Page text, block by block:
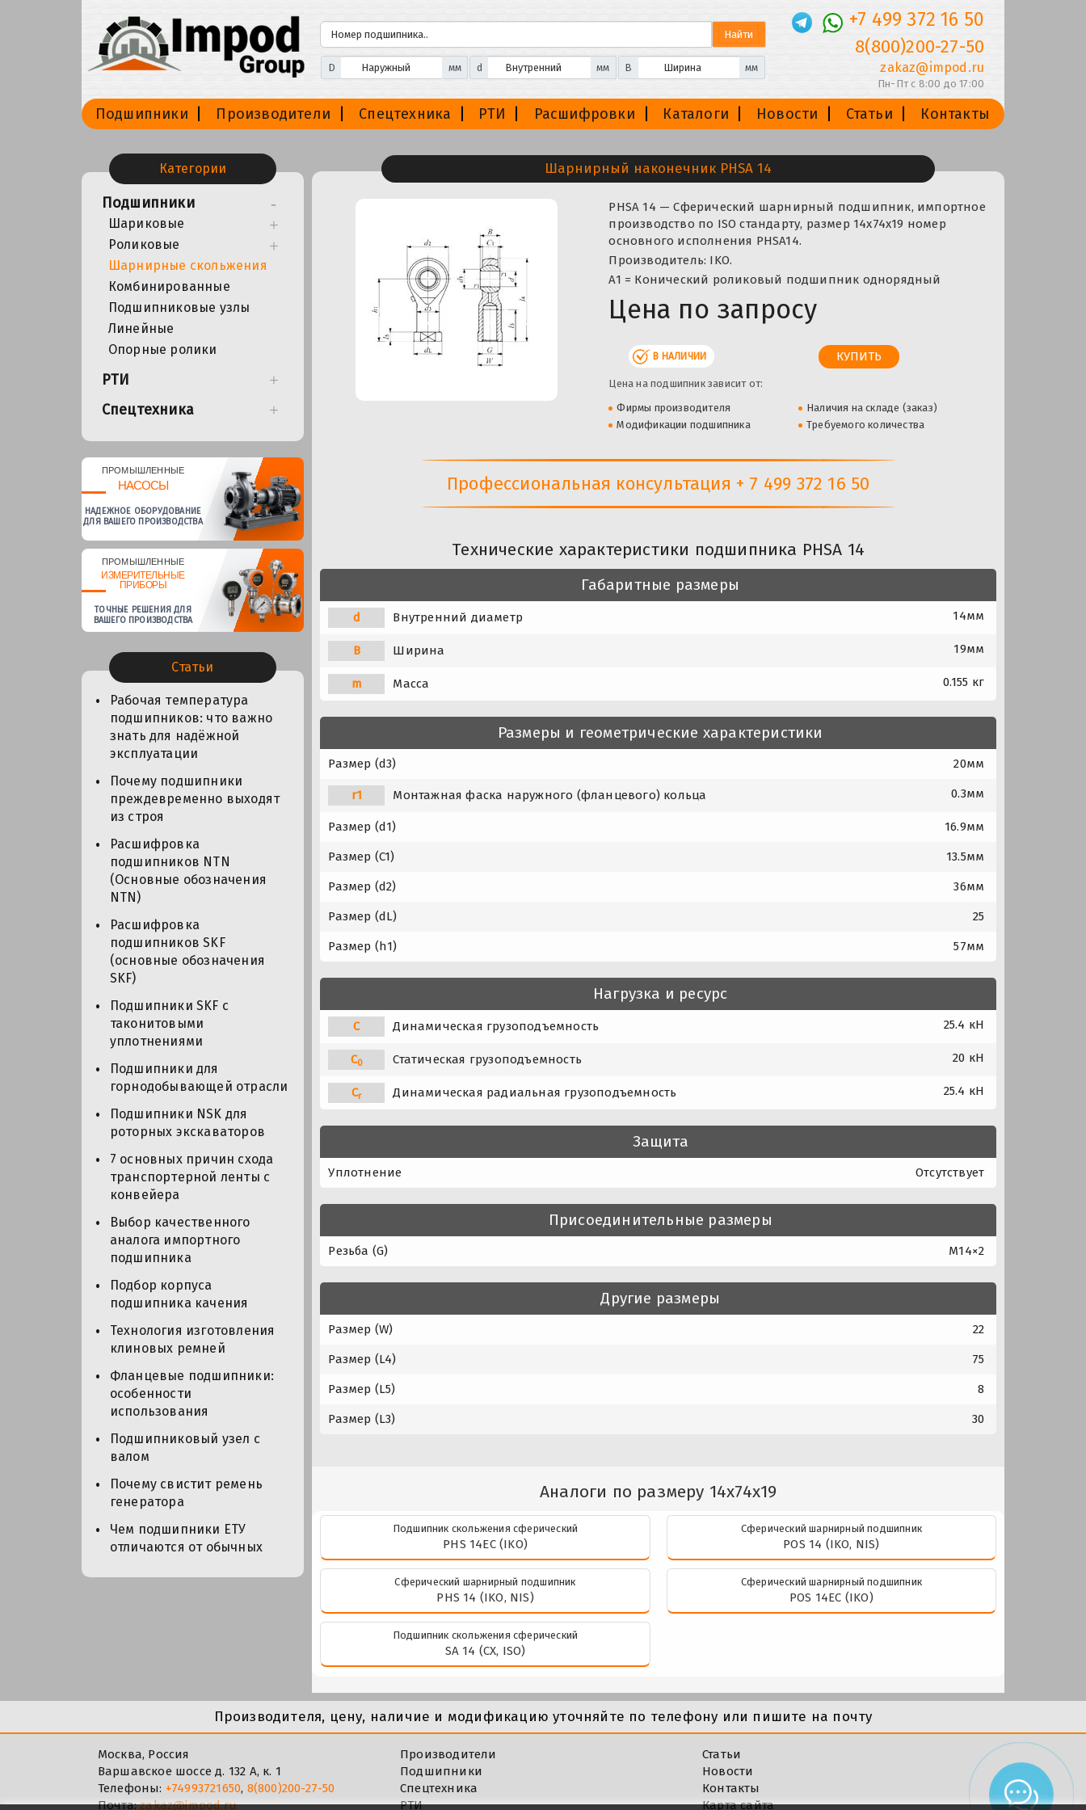
D мм d мм B мм
+7 499 372 16 50
8(800)200-27-50
zakaz@impod.ru
Пн-Пт с 8:00 до 17:00
Подшипники Производители Спецтехника РТИ Расшифровки Каталоги Новости Статьи Контакты
Категории
Подшипники
Шариковые
Роликовые
Шарнирные скольжения
Комбинированные
Подшипниковые узлы
Линейные
Опорные ролики
РТИ
Спецтехника
ПРОМЫШЛЕННЫЕ
НАСОСЫ
НАДЕЖНОЕ ОБОРУДОВАНИЕ
ДЛЯ ВАШЕГО ПРОИЗВОДСТВА
ПРОМЫШЛЕННЫЕ
ИЗМЕРИТЕЛЬНЫЕ
ПРИБОРЫ
ТОЧНЫЕ РЕШЕНИЯ ДЛЯ
ВАШЕГО ПРОИЗВОДСТВА
Статьи
Рабочая температура
подшипников: что важно
знать для надёжной
эксплуатации
Почему подшипники
преждевременно выходят
из строя
Расшифровка
подшипников NTN
(Основные обозначения
NTN)
Расшифровка
подшипников SKF
(основные обозначения
SKF)
Подшипники SKF с
таконитовыми
уплотнениями
Подшипники для
горнодобывающей отрасли
Подшипники NSK для
роторных экскаваторов
7 основных причин схода
транспортерной ленты с
конвейера
Выбор качественного
аналога импортного
подшипника
Подбор корпуса
подшипника качения
Технология изготовления
клиновых ремней
Фланцевые подшипники:
особенности
использования
Подшипниковый узел с
валом
Почему свистит ремень
генератора
Чем подшипники ЕТУ
отличаются от обычных
Шарнирный наконечник PHSA 14
PHSA 14 — Сферический шарнирный подшипник, импортное
производство по ISO стандарту, размер 14x74x19 номер
основного исполнения PHSA14.
Производитель: IKO.
A1 = Конический роликовый подшипник однорядный
Цена по запросу
В НАЛИЧИИ
Цена на подшипник зависит от:
Фирмы производителя
Наличия на складе (заказ)
Модификации подшипника
Требуемого количества
Профессиональная консультация + 7 499 372 16 50
Технические характеристики подшипника PHSA 14
Габаритные размеры
d Внутренний диаметр 14мм
B Ширина 19мм
m Масса 0.155 кг
Размеры и геометрические характеристики
Размер (d3) 20мм
r1 Монтажная фаска наружного (фланцевого) кольца 0.3мм
Размер (d1) 16.9мм
Размер (C1) 13.5мм
Размер (d2) 36мм
Размер (dL) 25
Размер (h1) 57мм
Нагрузка и ресурс
C Динамическая грузоподъемность 25.4 кН
C0 Статическая грузоподъемность 20 кН
Cr Динамическая радиальная грузоподъемность 25.4 кН
Защита
Уплотнение Отсутствует
Присоединительные размеры
Резьба (G) M14×2
Другие размеры
Размер (W) 22
Размер (L4) 75
Размер (L5) 8
Размер (L3) 30
Аналоги по размеру 14x74x19
Подшипник скольжения сферический
PHS 14EC (IKO)
Сферический шарнирный подшипник
POS 14 (IKO, NIS)
Сферический шарнирный подшипник
PHS 14 (IKO, NIS)
Сферический шарнирный подшипник
POS 14EC (IKO)
Подшипник скольжения сферический
SA 14 (CX, ISO)
Производителя, цену, наличие и модификацию уточняйте по телефону или пишите на почту
Москва, Россия
Варшавское шоссе д. 132 А, к. 1
Телефоны: +74993721650, 8(800)200-27-50
Почта:zakaz@impod.ru
Производители
Подшипники
Спецтехника
РТИ
Статьи
Новости
Контакты
Карта сайта